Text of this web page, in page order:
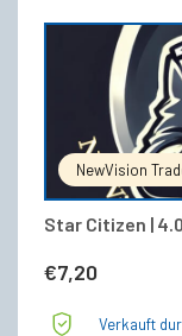
NewVision
Star Citizen |
€7,20
Verkauft